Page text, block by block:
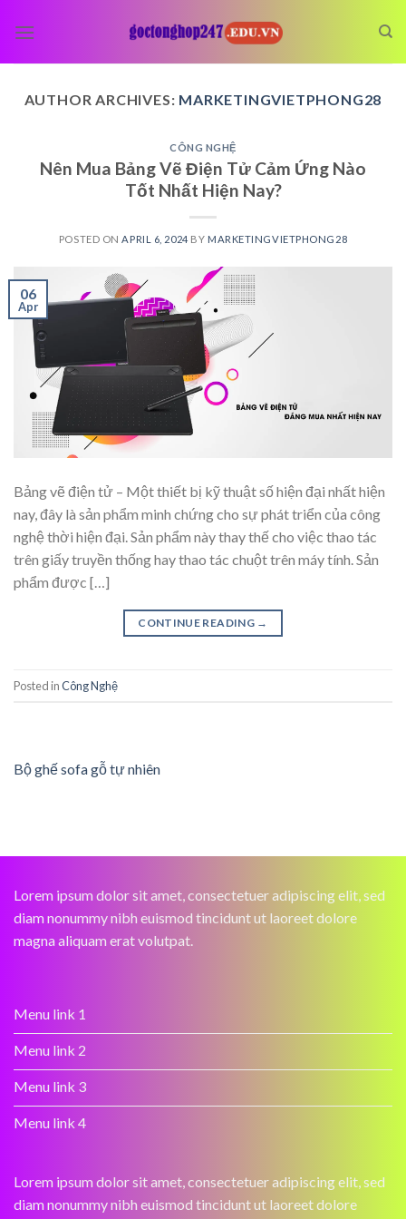
AUTHOR ARCHIVES: MARKETINGVIETPHONG28
CÔNG NGHỆ
Nên Mua Bảng Vẽ Điện Tử Cảm Ứng Nào
Tốt Nhất Hiện Nay?
POSTED ON APRIL 6, 2024 BY MARKETINGVIETPHONG28
06
Apr
‍Bảng vẽ điện tử – Một thiết bị kỹ thuật số hiện đại nhất hiện
nay, đây là sản phẩm minh chứng cho sự phát triển của công
nghệ thời hiện đại. Sản phẩm này thay thế cho việc thao tác
trên giấy truyền thống hay thao tác chuột trên máy tính. Sản
phẩm được […]
CONTINUE READING →
Posted inCông Nghệ
Bộ ghế sofa gỗ tự nhiên
Lorem ipsum dolor sit amet, consectetuer adipiscing elit, sed
diam nonummy nibh euismod tincidunt ut laoreet dolore
magna aliquam erat volutpat.
Menu link 1
Menu link 2
Menu link 3
Menu link 4
Lorem ipsum dolor sit amet, consectetuer adipiscing elit, sed
diam nonummy nibh euismod tincidunt ut laoreet dolore